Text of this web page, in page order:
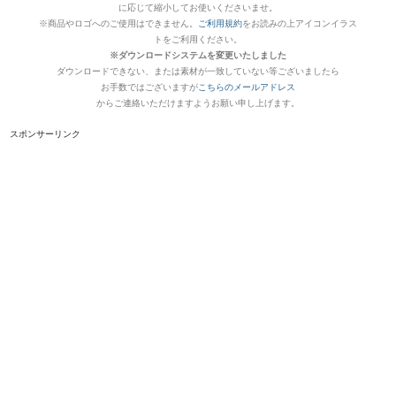
に応じて縮小してお使いくださいませ。
※商品やロゴへのご使用はできません。
ご利用規約をお読みの上アイコンイラス
トをご利用ください。
※ダウンロードシステムを変更いたしました
ダウンロードできない、または素材が一致していない等ございましたら
お手数ではございますがこちらのメールアドレス
からご連絡いただけますようお願い申し上げます。
スポンサーリンク